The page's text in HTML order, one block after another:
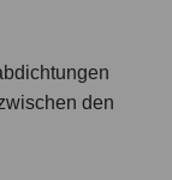
den